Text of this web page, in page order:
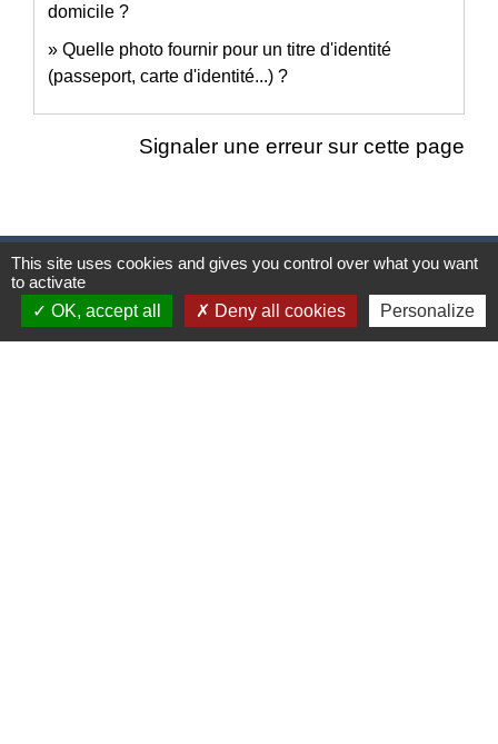
domicile ?
Quelle photo fournir pour un titre d'identité
(passeport, carte d'identité...) ?
Signaler une erreur sur cette page
Nous contacter
Commune de Puylaurens
1 rue de la Mairie
This site uses cookies and gives you control over what you want
to activate
OK, accept all
Deny all cookies Personalize